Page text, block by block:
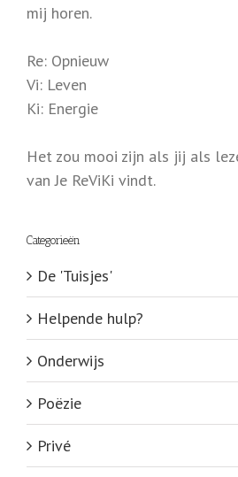
mij horen.
Re: Opnieuw
Vi: Leven
Ki: Energie
Het zou mooi zijn als jij als
van Je ReViKi vindt.
Categorieën
De 'Tuisjes'
Helpende hulp?
Onderwijs
Poëzie
Privé